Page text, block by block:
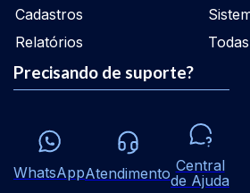
Cadastros
Relatórios
Precisando de suporte?
WhatsAppAtendimento Central
de Ajuda